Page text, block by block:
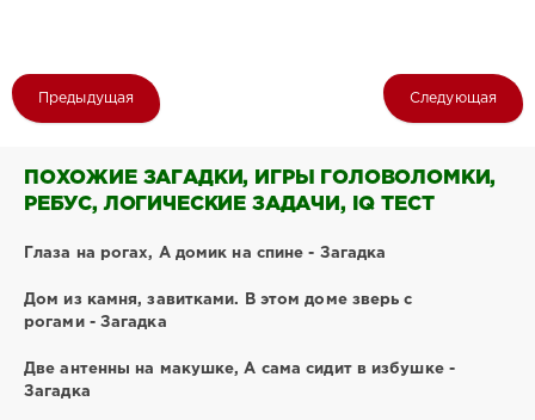
Предыдущая Следующая
ПОХОЖИЕ ЗАГАДКИ, ИГРЫ ГОЛОВОЛОМКИ,
РЕБУС, ЛОГИЧЕСКИЕ ЗАДАЧИ, IQ ТЕСТ
Глаза на рогах, А домик на спине - Загадка
Дом из камня, завитками. В этом доме зверь с
рогами - Загадка
Две антенны на макушке, А сама сидит в избушке -
Загадка